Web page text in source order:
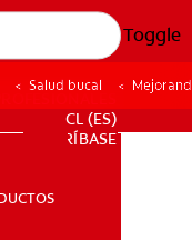
Toggle
CL (ES)
SUSCRÍBASE
Salud bucal